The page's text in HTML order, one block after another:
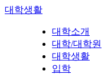
대학생활
대학소개
대학/대학원
대학생활
입학